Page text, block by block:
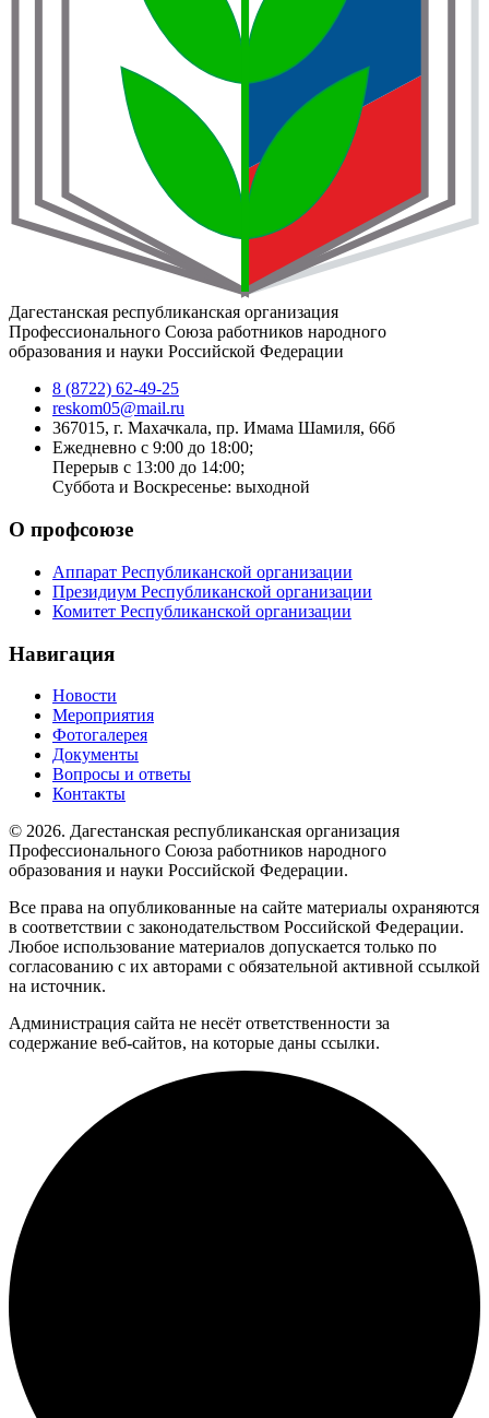
Дагестанская республиканская организация
Профессионального Союза работников народного
образования и науки Российской Федерации
8 (8722) 62-49-25
reskom05@mail.ru
367015, г. Махачкала, пр. Имама Шамиля, 66б
Ежедневно с 9:00 до 18:00;
Перерыв с 13:00 до 14:00;
Суббота и Воскресенье: выходной
О профсоюзе
Аппарат Республиканской организации
Президиум Республиканской организации
Комитет Республиканской организации
Навигация
Новости
Мероприятия
Фотогалерея
Документы
Вопросы и ответы
Контакты
© 2026. Дагестанская республиканская организация
Профессионального Союза работников народного
образования и науки Российской Федерации.
Все права на опубликованные на сайте материалы охраняются
в соответствии с законодательством Российской Федерации.
Любое использование материалов допускается только по
согласованию с их авторами с обязательной активной ссылкой
на источник.
Администрация сайта не несёт ответственности за
содержание веб-сайтов, на которые даны ссылки.